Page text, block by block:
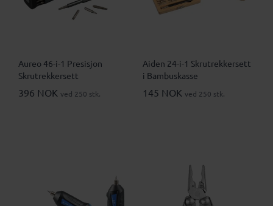
Aureo 46-i-1 Presisjon
Skrutrekkersett
396 NOK ved 250 stk.
Aiden 24-i-1 Skrutrekkersett
i Bambuskasse
145 NOK ved 250 stk.